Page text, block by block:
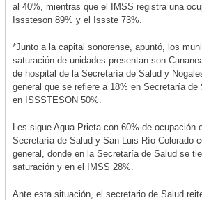
al 40%, mientras que el IMSS registra una
Isssteson 89% y el Issste 73%.
*Junto a la capital sonorense, apuntó, los
saturación de unidades presentan son
de hospital de la Secretaría de Salud y
general que se refiere a 18% en Secretaría
en ISSSTESON 50%.
Les sigue Agua Prieta con 60% de ocupación
Secretaría de Salud y San Luis Río Colorado
general, donde en la Secretaría de Salud se
saturación y en el IMSS 28%.
Ante esta situación, el secretario de Salud